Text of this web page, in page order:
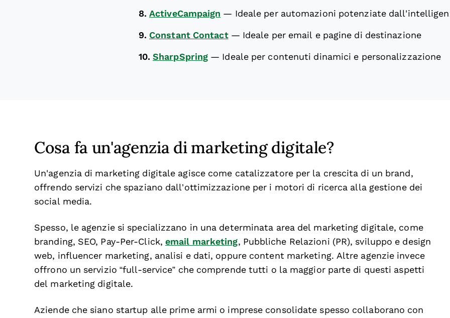
8. ActiveCampaign — Ideale per automazioni potenziate
9. Constant Contact — Ideale per email e pagine di destinazione
10. SharpSpring — Ideale per contenuti dinamici e personalizzazione
Cosa fa un'agenzia di marketing digitale?
Un'agenzia di marketing digitale agisce come catalizzatore per la crescita di un brand,
offrendo servizi che spaziano dall’ottimizzazione per i motori di ricerca alla gestione dei
social media.
Spesso, le agenzie si specializzano in una determinata area del marketing digitale, come
branding, SEO, Pay-Per-Click, email marketing, Pubbliche Relazioni (PR), sviluppo e design
web, influencer marketing, analisi e dati, oppure content marketing. Altre agenzie invece
offrono un servizio “full-service” che comprende tutti o la maggior parte di questi aspetti
del marketing digitale.
Aziende che siano startup alle prime armi o imprese consolidate spesso collaborano con